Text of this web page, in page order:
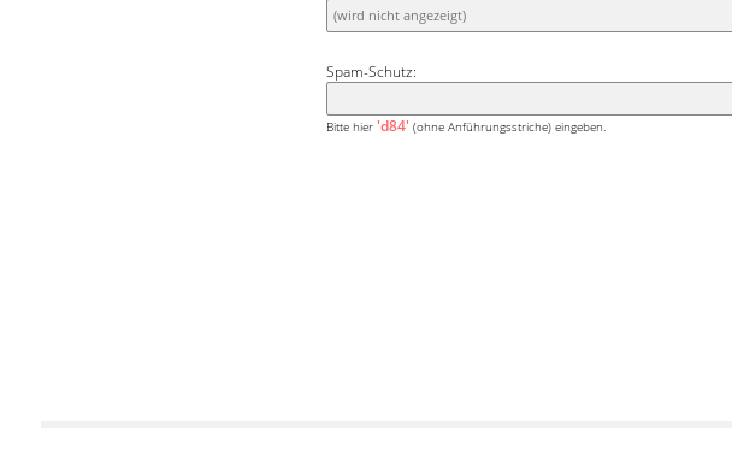
Spam-Schutz:
Bitte hier 'd84' (ohne Anführungsstriche) eingeben.